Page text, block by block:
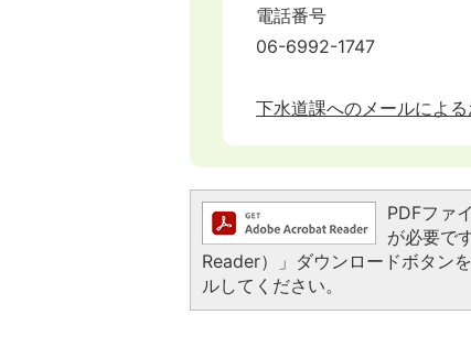
電話番号
06-6992-1747
下水道課へのメールによ
PDFファ
が必要で
Reader）」ダウンロードボタン
ルしてください。